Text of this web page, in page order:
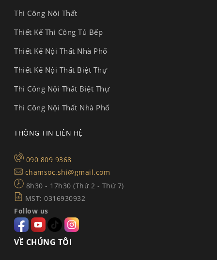
Thi Công Nội Thất
Thiết Kế Thi Công Tủ Bếp
Thiết Kế Nội Thất Nhà Phố
Thiết Kế Nội Thất Biệt Thự
Thi Công Nội Thất Biệt Thự
Thi Công Nội Thất Nhà Phố
THÔNG TIN LIÊN HỆ
090 809 9368
chamsoc.shi@gmail.com
8h30 - 17h30 (Thứ 2 - Thứ 7)
MST: 0316930932
Follow us
VỀ CHÚNG TÔI